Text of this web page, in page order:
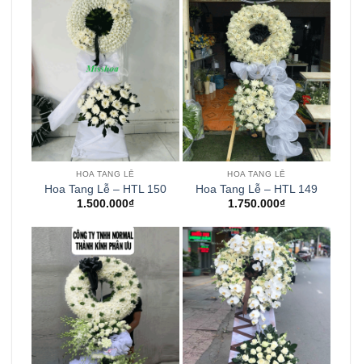
HOA TANG LỄ
Hoa Tang Lễ – HTL 150
1.500.000₫
HOA TANG LỄ
Hoa Tang Lễ – HTL 149
1.750.000₫